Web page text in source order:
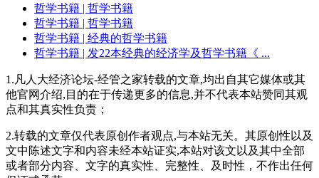
哲学书籍 | 哲学书籍
哲学书籍 | 哲学书籍
哲学书籍 | 经典的哲学书籍
哲学书籍 | 发22本经典的经济学及哲学书籍《 ...
1.凡人大经济论坛-经管之家转载的文章,均出自其它媒体或其
他官网介绍,目的在于传递更多的信息,并不代表本站赞同其观
点和其真实性负责；
2.转载的文章仅代表原创作者观点,与本站无关。其原创性以及
文中陈述文字和内容未经本站证实,本站对该文以及其中全部
或者部分内容、文字的真实性、完整性、及时性，不作出任何